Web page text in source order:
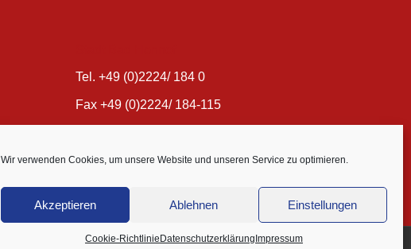
Wir verwenden Cookies, um unsere Website und unseren Service zu optimieren.
Akzeptieren Ablehnen Einstellungen
Cookie-Richtlinie Datenschutzerklärung Impressum
Tel. +49 (0)2224/ 184 0
Fax +49 (0)2224/ 184-115